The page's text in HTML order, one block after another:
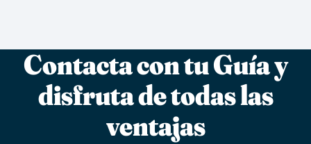
Contacta con tu Guía y
disfruta de todas las
ventajas